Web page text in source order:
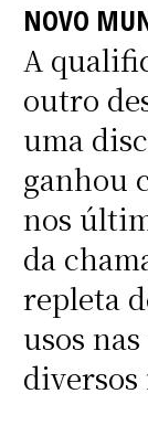
NOVO
A
outro
uma
ganhou
nos
da
repleta
usos